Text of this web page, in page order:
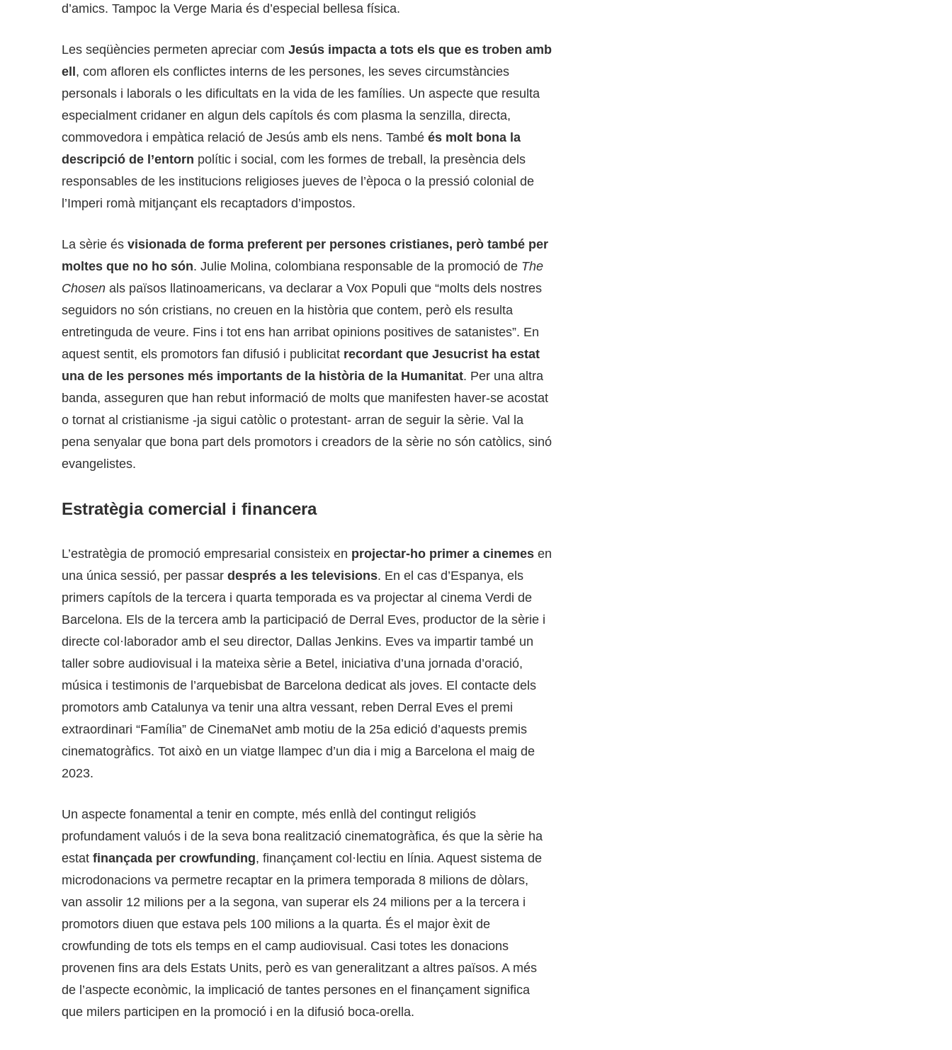
d’amics. Tampoc la Verge Maria és d’especial bellesa física.
Les seqüències permeten apreciar com Jesús impacta a tots els que es troben amb
ell, com afloren els conflictes interns de les persones, les seves circumstàncies
personals i laborals o les dificultats en la vida de les famílies. Un aspecte que resulta
especialment cridaner en algun dels capítols és com plasma la senzilla, directa,
commovedora i empàtica relació de Jesús amb els nens. També és molt bona la
descripció de l’entorn polític i social, com les formes de treball, la presència dels
responsables de les institucions religioses jueves de l’època o la pressió colonial de
l’Imperi romà mitjançant els recaptadors d’impostos.
La sèrie és visionada de forma preferent per persones cristianes, però també per
moltes que no ho són. Julie Molina, colombiana responsable de la promoció de The
Chosen als països llatinoamericans, va declarar a Vox Populi que “molts dels nostres
seguidors no són cristians, no creuen en la història que contem, però els resulta
entretinguda de veure. Fins i tot ens han arribat opinions positives de satanistes”. En
aquest sentit, els promotors fan difusió i publicitat recordant que Jesucrist ha estat
una de les persones més importants de la història de la Humanitat. Per una altra
banda, asseguren que han rebut informació de molts que manifesten haver-se acostat
o tornat al cristianisme -ja sigui catòlic o protestant- arran de seguir la sèrie. Val la
pena senyalar que bona part dels promotors i creadors de la sèrie no són catòlics, sinó
evangelistes.
Estratègia comercial i financera
L’estratègia de promoció empresarial consisteix en projectar-ho primer a cinemes en
una única sessió, per passar després a les televisions. En el cas d’Espanya, els
primers capítols de la tercera i quarta temporada es va projectar al cinema Verdi de
Barcelona. Els de la tercera amb la participació de Derral Eves, productor de la sèrie i
directe col·laborador amb el seu director, Dallas Jenkins. Eves va impartir també un
taller sobre audiovisual i la mateixa sèrie a Betel, iniciativa d’una jornada d’oració,
música i testimonis de l’arquebisbat de Barcelona dedicat als joves. El contacte dels
promotors amb Catalunya va tenir una altra vessant, reben Derral Eves el premi
extraordinari “Família” de CinemaNet amb motiu de la 25a edició d’aquests premis
cinematogràfics. Tot això en un viatge llampec d’un dia i mig a Barcelona el maig de
2023.
Un aspecte fonamental a tenir en compte, més enllà del contingut religiós
profundament valuós i de la seva bona realització cinematogràfica, és que la sèrie ha
estat finançada per crowfunding, finançament col·lectiu en línia. Aquest sistema de
microdonacions va permetre recaptar en la primera temporada 8 milions de dòlars,
van assolir 12 milions per a la segona, van superar els 24 milions per a la tercera i
promotors diuen que estava pels 100 milions a la quarta. És el major èxit de
crowfunding de tots els temps en el camp audiovisual. Casi totes les donacions
provenen fins ara dels Estats Units, però es van generalitzant a altres països. A més
de l’aspecte econòmic, la implicació de tantes persones en el finançament significa
que milers participen en la promoció i en la difusió boca-orella.